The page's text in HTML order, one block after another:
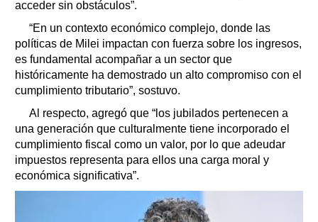
acceder sin obstáculos”.
“En un contexto económico complejo, donde las
políticas de Milei impactan con fuerza sobre los ingresos,
es fundamental acompañar a un sector que
históricamente ha demostrado un alto compromiso con el
cumplimiento tributario”, sostuvo.
Al respecto, agregó que “los jubilados pertenecen a
una generación que culturalmente tiene incorporado el
cumplimiento fiscal como un valor, por lo que adeudar
impuestos representa para ellos una carga moral y
económica significativa”.